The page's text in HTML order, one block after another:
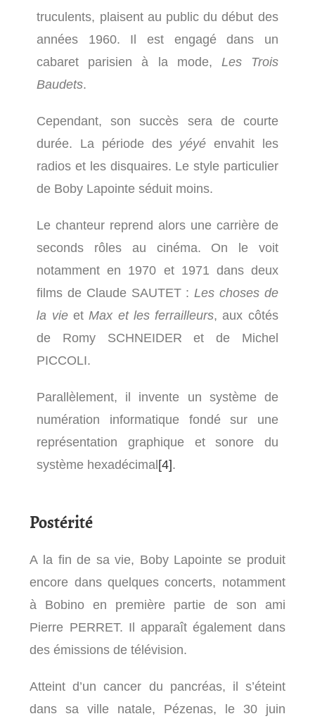
truculents, plaisent au public du début des
années 1960. Il est engagé dans un
cabaret parisien à la mode, Les Trois
Baudets.
Cependant, son succès sera de courte
durée. La période des yéyé envahit les
radios et les disquaires. Le style particulier
de Boby Lapointe séduit moins.
Le chanteur reprend alors une carrière de
seconds rôles au cinéma. On le voit
notamment en 1970 et 1971 dans deux
films de Claude SAUTET :Les choses de
la vieetMax et les ferrailleurs, aux côtés
de Romy SCHNEIDER et de Michel
PICCOLI.
Parallèlement, il invente un système de
numération informatique fondé sur une
représentation graphique et sonore du
système hexadécimal [4].
Postérité
A la fin de sa vie, Boby Lapointe se produit
encore dans quelques concerts, notamment
à Bobino en première partie de son ami
Pierre PERRET. Il apparaît également dans
des émissions de télévision.
Atteint d’un cancer du pancréas, il s’éteint
dans sa ville natale, Pézenas, le 30 juin